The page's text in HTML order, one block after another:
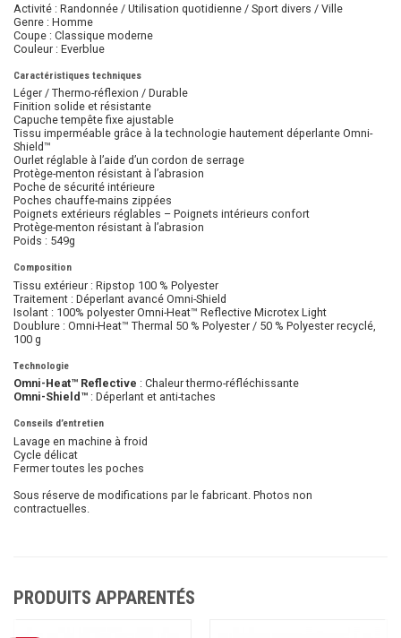
Activité : Randonnée / Utilisation quotidienne / Sport divers / Ville
Genre : Homme
Coupe : Classique moderne
Couleur : Everblue
Caractéristiques techniques
Léger / Thermo-réflexion / Durable
Finition solide et résistante
Capuche tempête fixe ajustable
Tissu imperméable grâce à la technologie hautement déperlante Omni-
Shield™
Ourlet réglable à l’aide d’un cordon de serrage
Protège-menton résistant à l’abrasion
Poche de sécurité intérieure
Poches chauffe-mains zippées
Poignets extérieurs réglables – Poignets intérieurs confort
Protège-menton résistant à l’abrasion
Poids : 549g
Composition
Tissu extérieur : Ripstop 100 % Polyester
Traitement : Déperlant avancé Omni-Shield
Isolant : 100% polyester Omni-Heat™ Reflective Microtex Light
Doublure : Omni-Heat™ Thermal 50 % Polyester / 50 % Polyester recyclé,
100 g
Technologie
Omni-Heat™ Reflective : Chaleur thermo-réfléchissante
Omni-Shield™ : Déperlant et anti-taches
Conseils d’entretien
Lavage en machine à froid
Cycle délicat
Fermer toutes les poches
Sous réserve de modifications par le fabricant. Photos non
contractuelles.
PRODUITS APPARENTÉS